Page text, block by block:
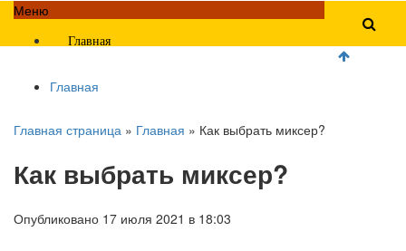
Меню
Главная
Главная
Главная страница » Главная » Как выбрать миксер?
Как выбрать миксер?
Опубликовано 17 июля 2021 в 18:03